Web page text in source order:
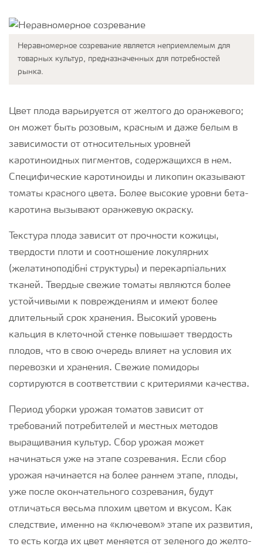
Неравномерное созревание является неприемлемым для
товарных культур, предназначенных для потребностей
рынка.
Цвет плода варьируется от желтого до оранжевого;
он может быть розовым, красным и даже белым в
зависимости от относительных уровней
каротиноидных пигментов, содержащихся в нем.
Специфические каротиноиды и ликопин оказывают
томаты красного цвета. Более высокие уровни бета-
каротина вызывают оранжевую окраску.
Текстура плода зависит от прочности кожицы,
твердости плоти и соотношение локулярних
(желатиноподібні структуры) и перекарпіальних
тканей. Твердые свежие томаты являются более
устойчивыми к повреждениям и имеют более
длительный срок хранения. Высокий уровень
кальция в клеточной стенке повышает твердость
плодов, что в свою очередь влияет на условия их
перевозки и хранения. Свежие помидоры
сортируются в соответствии с критериями качества.
Период уборки урожая томатов зависит от
требований потребителей и местных методов
выращивания культур. Сбор урожая может
начинаться уже на этапе созревания. Если сбор
урожая начинается на более раннем этапе, плоды,
уже после окончательного созревания, будут
отличаться весьма плохим цветом и вкусом. Как
следствие, именно на «ключевом» этапе их развития,
то есть когда их цвет меняется от зеленого до желто-